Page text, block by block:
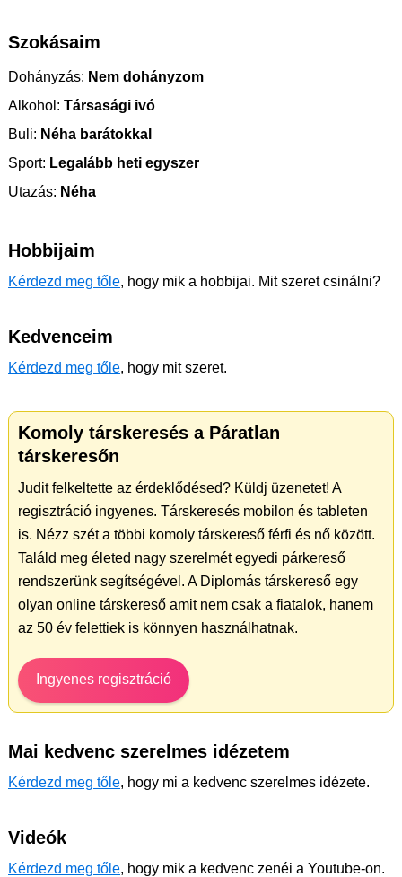
Szokásaim
Dohányzás: Nem dohányzom
Alkohol: Társasági ivó
Buli: Néha barátokkal
Sport: Legalább heti egyszer
Utazás: Néha
Hobbijaim
Kérdezd meg tőle, hogy mik a hobbijai. Mit szeret csinálni?
Kedvenceim
Kérdezd meg tőle, hogy mit szeret.
Komoly társkeresés a Páratlan
társkeresőn
Judit felkeltette az érdeklődésed? Küldj üzenetet! A
regisztráció ingyenes. Társkeresés mobilon és tableten
is. Nézz szét a többi komoly társkereső férfi és nő között.
Találd meg életed nagy szerelmét egyedi párkereső
rendszerünk segítségével. A Diplomás társkereső egy
olyan online társkereső amit nem csak a fiatalok, hanem
az 50 év felettiek is könnyen használhatnak.
Ingyenes regisztráció
Mai kedvenc szerelmes idézetem
Kérdezd meg tőle, hogy mi a kedvenc szerelmes idézete.
Videók
Kérdezd meg tőle, hogy mik a kedvenc zenéi a Youtube-on.